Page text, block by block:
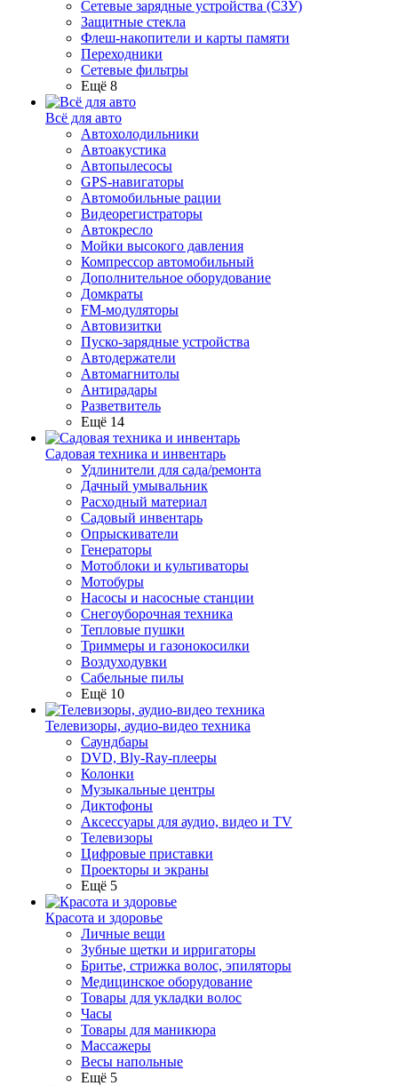
Сетевые зарядные устройства (СЗУ)
Защитные стекла
Флеш-накопители и карты памяти
Переходники
Сетевые фильтры
Ещё 8
Всё для авто
Автохолодильники
Автоакустика
Автопылесосы
GPS-навигаторы
Автомобильные рации
Видеорегистраторы
Автокресло
Мойки высокого давления
Компрессор автомобильный
Дополнительное оборудование
Домкраты
FM-модуляторы
Автовизитки
Пуско-зарядные устройства
Автодержатели
Автомагнитолы
Антирадары
Разветвитель
Ещё 14
Садовая техника и инвентарь
Удлинители для сада/ремонта
Дачный умывальник
Расходный материал
Садовый инвентарь
Опрыскиватели
Генераторы
Мотоблоки и культиваторы
Мотобуры
Насосы и насосные станции
Снегоуборочная техника
Тепловые пушки
Триммеры и газонокосилки
Воздуходувки
Сабельные пилы
Ещё 10
Телевизоры, аудио-видео техника
Саундбары
DVD, Bly-Ray-плееры
Колонки
Музыкальные центры
Диктофоны
Аксессуары для аудио, видео и TV
Телевизоры
Цифровые приставки
Проекторы и экраны
Ещё 5
Красота и здоровье
Личные вещи
Зубные щетки и ирригаторы
Бритье, стрижка волос, эпиляторы
Медицинское оборудование
Товары для укладки волос
Часы
Товары для маникюра
Массажеры
Весы напольные
Ещё 5